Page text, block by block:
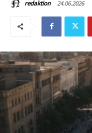
redaktion 24.06.2026